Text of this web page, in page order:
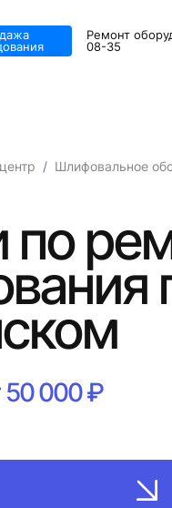
Ремонт
08-35
Шлифовальное
по
50 000 ₽